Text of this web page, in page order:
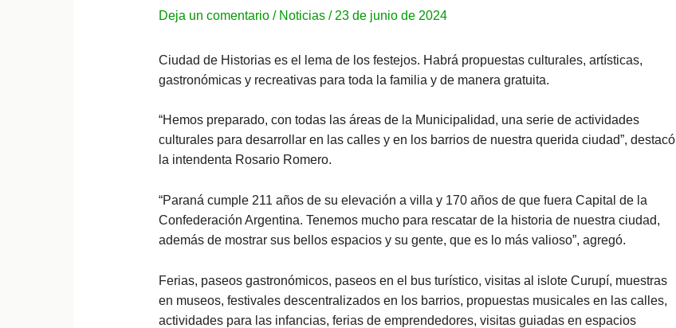
Deja un comentario / Noticias/ 23 de junio de 2024
Ciudad de Historias es el lema de los festejos. Habrá propuestas culturales, artísticas,
gastronómicas y recreativas para toda la familia y de manera gratuita.
“Hemos preparado, con todas las áreas de la Municipalidad, una serie de actividades
culturales para desarrollar en las calles y en los barrios de nuestra querida ciudad”, destacó
la intendenta Rosario Romero.
“Paraná cumple 211 años de su elevación a villa y 170 años de que fuera Capital de la
Confederación Argentina. Tenemos mucho para rescatar de la historia de nuestra ciudad,
además de mostrar sus bellos espacios y su gente, que es lo más valioso”, agregó.
Ferias, paseos gastronómicos, paseos en el bus turístico, visitas al islote Curupí, muestras
en museos, festivales descentralizados en los barrios, propuestas musicales en las calles,
actividades para las infancias, ferias de emprendedores, visitas guiadas en espacios